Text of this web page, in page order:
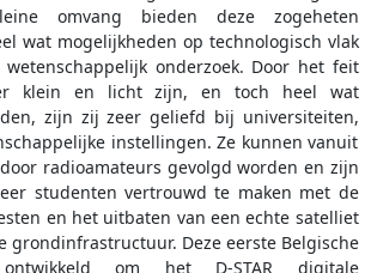
omvang bieden deze zogeheten
wat mogelijkheden op technologisch vlak
onderzoek. Door het feit
klein en licht zijn, en toch heel wat
zijn zij zeer geliefd bij universiteiten,
instellingen. Ze kunnen vanuit
radioamateurs gevolgd worden en zijn
studenten vertrouwd te maken met de
en het uitbaten van een echte satelliet
grondinfrastructuur. Deze eerste Belgische
om het D-STAR digitale